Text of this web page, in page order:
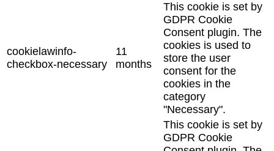
cookielawinfo-
checkbox-necessary
11
months
This cookie is set by
GDPR Cookie
Consent plugin. The
cookies is used to
store the user
consent for the
cookies in the
category
"Necessary".
This cookie is set by
GDPR Cookie